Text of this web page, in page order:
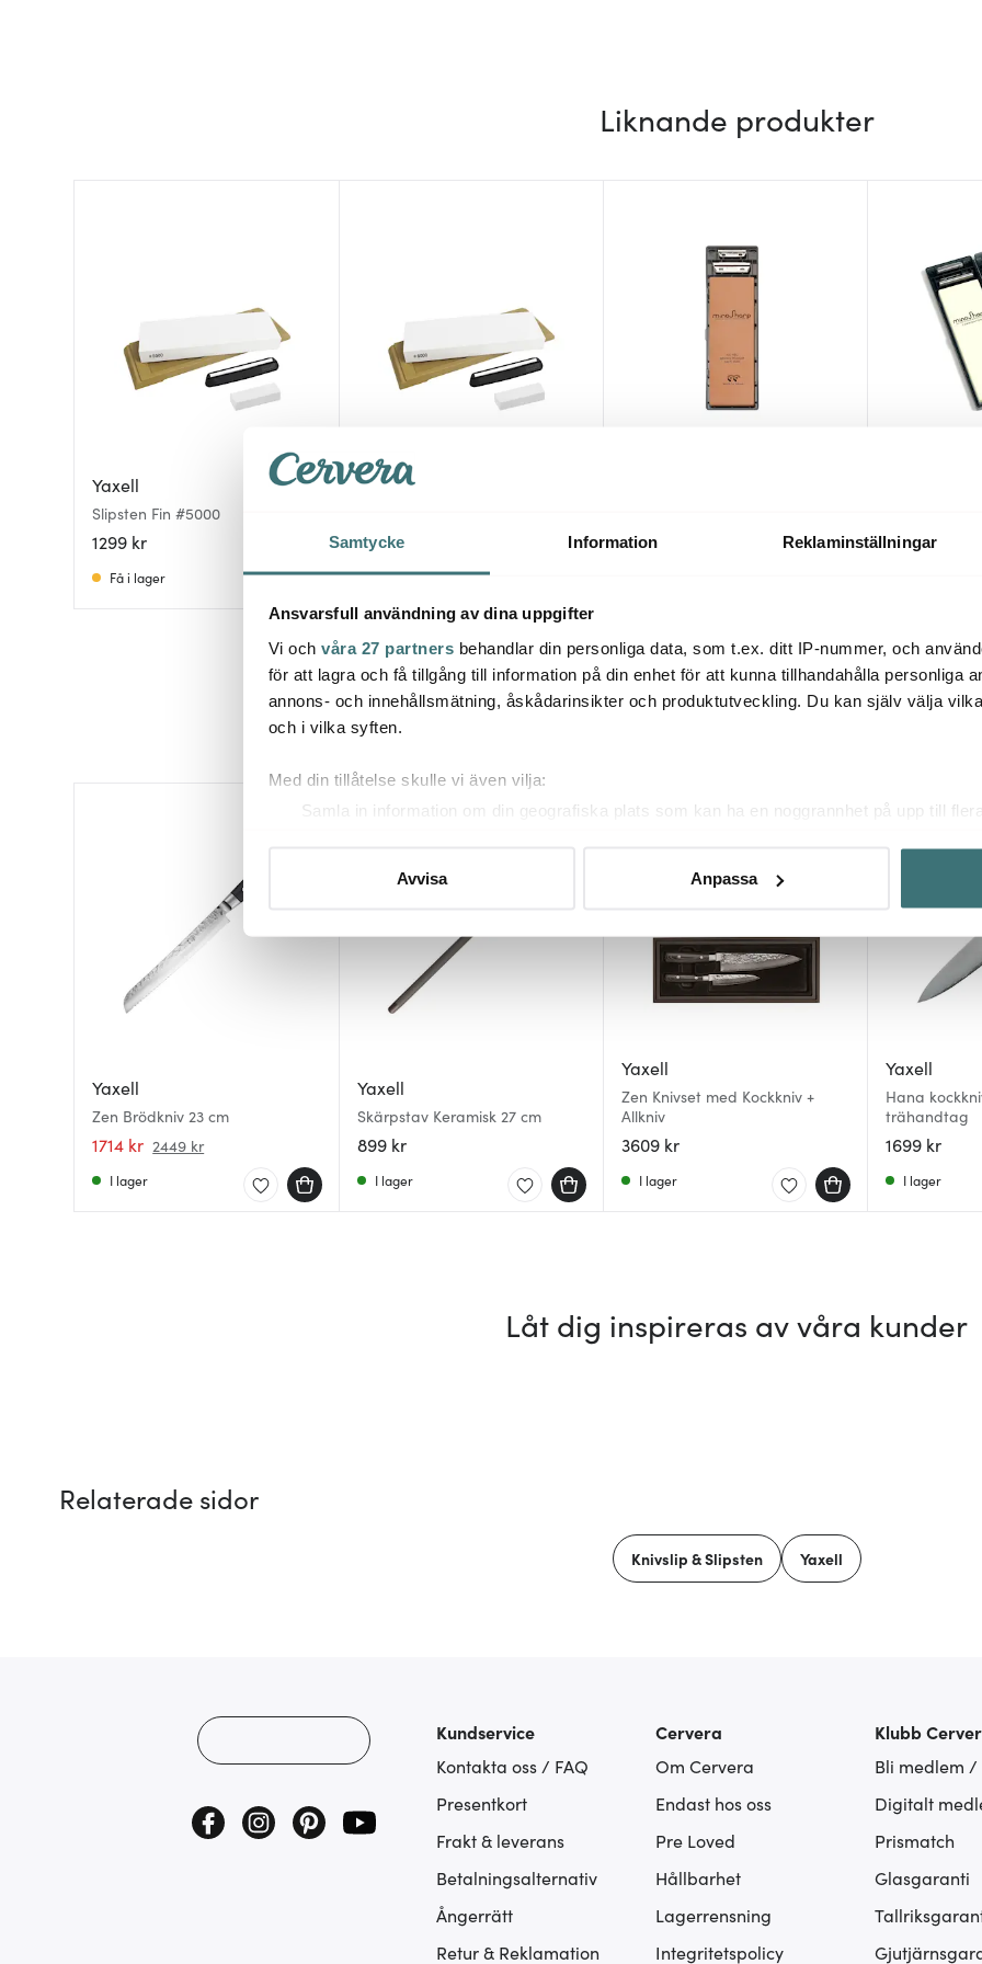
Samtycke Information Reklaminställningar
Ansvarsfull användning av dina uppgifter
Vi och våra 27 partners behandlar din personliga data, som t.ex. ditt IP-nummer, och
för att lagra och få tillgång till information på din enhet för att kunna tillhandahålla personliga
annons- och innehållsmätning, åskådarinsikter och produktutveckling. Du kan själv välja
och i vilka syften.
Med din tillåtelse skulle vi även vilja:
Samla in information om din geografiska plats som kan ha en noggrannhet på upp till
eller dra tillbaka ditt samtycke när som helst från cookie-förklaringen.
Vi använder cookies för att innehållet och annonserna ska anpassas efter det som vi tror att
att vi kan analysera vår trafik och göra hemsidan ännu bättre. Du bestämmer själv vilka
Avvisa Anpassa
Liknande produkter
Yaxell
Slipsten Fin #5000
1299 kr
Få i lager
Yaxell
1499 kr
Få i lager
1019 kr
#1000/8000
2189 kr
Du kanske också gillar
Yaxell
Zen Brödkniv 23 cm
1714 kr 2449 kr
I lager
Yaxell
Skärpstav Keramisk 27 cm
899 kr
I lager
Yaxell
Zen Knivset med Kockkniv +
Allkniv
3609 kr
I lager
Yaxell
Hana
trähandtag
1699 kr
I lager
Låt dig inspireras av våra kunder
Relaterade sidor
Knivslip & Slipsten Yaxell
Kundservice
Kontakta oss / FAQ
Presentkort
Frakt & leverans
Betalningsalternativ
Ångerrätt
Retur & Reklamation
Cervera
Om Cervera
Endast hos oss
Pre Loved
Hållbarhet
Lagerrensning
Integritetspolicy
Klubb
Bli medlem /
Digitalt
Prismatch
Glasgaranti